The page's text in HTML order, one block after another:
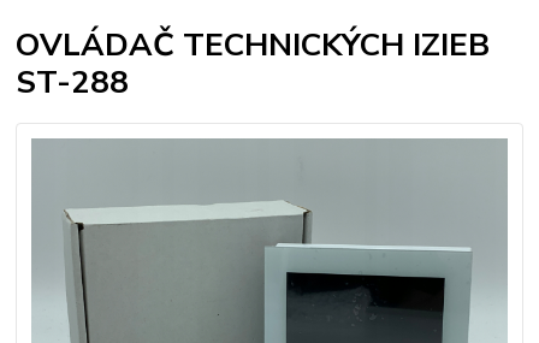
OVLÁDAČ TECHNICKÝCH IZIEB
ST-288